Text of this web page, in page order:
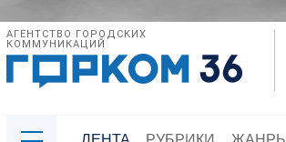
АГЕНТСТВО ГОРОДСКИХ
КОММУНИКАЦИЙ